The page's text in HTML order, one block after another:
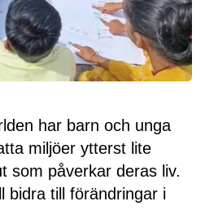
har barn och unga
miljöer ytterst lite
som påverkar deras liv.
bidra till förändringar i